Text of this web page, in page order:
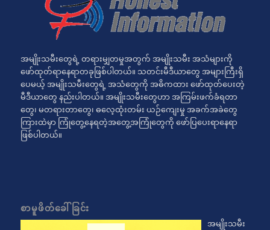
အမျိုးသမီးတွေရဲ့ တရားမျှတမှုအတွက် အမျိုးသမီး အသံများကို
ဖော်ထုတ်ရာနေရာတခုဖြစ်ပါတယ်။ သတင်းမီဒီယာတွေ အများကြီးရှိ
ပေမယ့် အမျိုးသမီးတွေရဲ့ အသံတွေကို အဓိကထား ဖော်ထုတ်ပေးတဲ့
မီဒီယာတွေ နည်းပါတယ်။ အမျိုးသမီးတွေဟာ အကြမ်းဖက်ခံရတာ
တွေ၊ မတရားတာတွေ၊ ဓလေ့ထုံးတမ်း ယဉ်ကျေးမှု အခက်အခဲတွေ
ကြားထဲမှာ ကြုံတွေ့နေရတဲ့အတွေ့အကြုံတွေကို ဖော်ပြပေးရာနေရာ
ဖြစ်ပါတယ်။
စာမူဖိတ်ခေါ်ခြင်း
အမျိုးသမီး